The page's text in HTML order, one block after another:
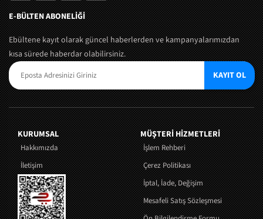
E-BÜLTEN ABONELİĞİ
Ebültene kayıt olarak güncel haberlerden ve kampanyalarımızdan
kısa sürede haberdar olabilirsiniz.
KAYIT OL
KURUMSAL
Hakkımızda
İletişim
MÜŞTERI HIZMETLERI
İşlem Rehberi
Çerez Politikası
İptal, İade, Değişim
Mesafeli Satış Sözleşmesi